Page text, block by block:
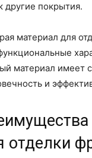
другие покрытия.
материал для
материал имеет
и
отделки